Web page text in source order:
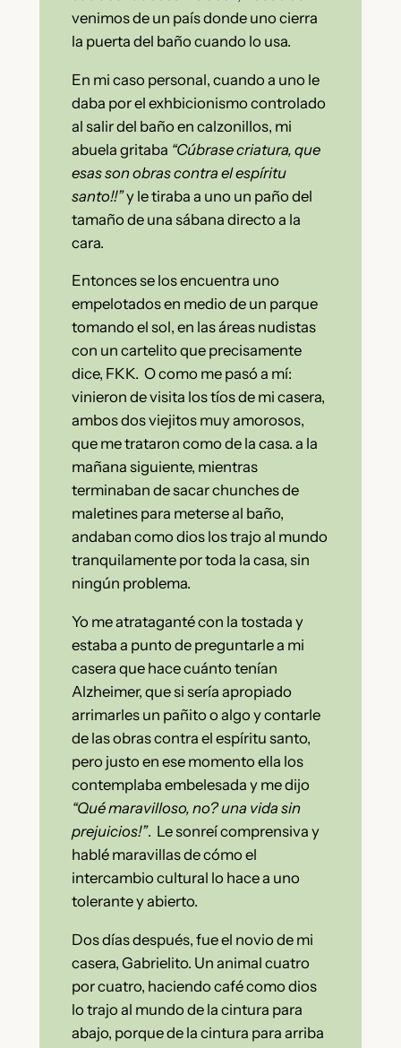
venimos de un país donde uno cierra
la puerta del baño cuando lo usa.
En mi caso personal, cuando a uno le
daba por el exhbicionismo controlado
al salir del baño en calzonillos, mi
abuela gritaba “Cúbrase criatura, que
esas son obras contra el espíritu
santo!!”y le tiraba a uno un paño del
tamaño de una sábana directo a la
cara.
Entonces se los encuentra uno
empelotados en medio de un parque
tomando el sol, en las áreas nudistas
con un cartelito que precisamente
dice, FKK. O como me pasó a mí:
vinieron de visita los tíos de mi casera,
ambos dos viejitos muy amorosos,
que me trataron como de la casa. a la
mañana siguiente, mientras
terminaban de sacar chunches de
maletines para meterse al baño,
andaban como dios los trajo al mundo
tranquilamente por toda la casa, sin
ningún problema.
Yo me atrataganté con la tostada y
estaba a punto de preguntarle a mi
casera que hace cuánto tenían
Alzheimer, que si sería apropiado
arrimarles un pañito o algo y contarle
de las obras contra el espíritu santo,
pero justo en ese momento ella los
contemplaba embelesada y me dijo
“Qué maravilloso, no? una vida sin
prejuicios!”. Le sonreí comprensiva y
hablé maravillas de cómo el
intercambio cultural lo hace a uno
tolerante y abierto.
Dos días después, fue el novio de mi
casera, Gabrielito. Un animal cuatro
por cuatro, haciendo café como dios
lo trajo al mundo de la cintura para
abajo, porque de la cintura para arriba